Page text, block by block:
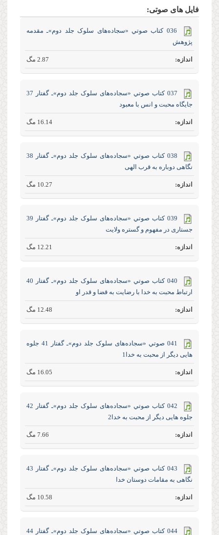
فایل های صوتی:
036 كتاب صوتي «سجاده‌های سلوک جلد‌ دوم»ـ مقدمه
پژوهش
2.87 مگ
037 كتاب صوتي «سجاده‌های سلوک جلد‌ دوم»ـ گفتار 37
جایگاه محبت و انس با معبود
16.14 مگ
038 كتاب صوتي «سجاده‌های سلوک جلد‌ دوم»ـ گفتار 38
نگاهی دوباره به قرب الهی
10.27 مگ
039 كتاب صوتي «سجاده‌های سلوک جلد‌ دوم»ـ گفتار 39
جستاری در مفهوم و گستره ولایت
12.21 مگ
040 كتاب صوتي «سجاده‌های سلوک جلد‌ دوم»ـ گفتار 40
ارتباط محبت به خدا با رضایت به قضا و قدر او
12.48 مگ
041 صوتي «سجاده‌های سلوک جلد‌ دوم»ـ گفتار 41 جلوه
هایی دیگر از محبت به خدا1
16.05 مگ
042 كتاب صوتي «سجاده‌های سلوک جلد‌ دوم»ـ گفتار 42
جلوه هایی دیگر از محبت به خدا2
7.66 مگ
043 كتاب صوتي «سجاده‌های سلوک جلد‌ دوم»ـ گفتار 43
نگاهی به مقامات دوستان خدا
10.58 مگ
044 كتاب صوتي «سجاده‌های سلوک جلد‌ دوم»ـ گفتار 44